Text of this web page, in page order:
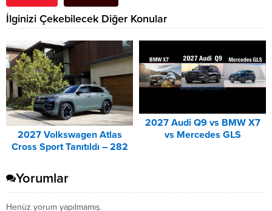
İlginizi Çekebilecek Diğer Konular
2027 Volkswagen Atlas
Cross Sport Tanıtıldı – 282
2027 Audi Q9 vs BMW X7
vs Mercedes GLS
Yorumlar
Henüz yorum yapılmamış.